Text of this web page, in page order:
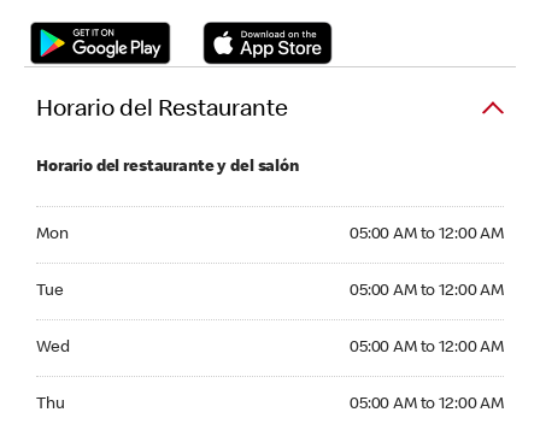
Horario del Restaurante
Horario del restaurante y del salón
Mon 05:00 AM to 12:00 AM
Tue 05:00 AM to 12:00 AM
Wed 05:00 AM to 12:00 AM
Thu 05:00 AM to 12:00 AM